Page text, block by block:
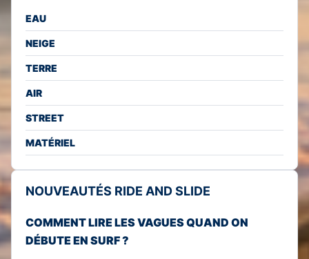
EAU
NEIGE
TERRE
AIR
STREET
MATÉRIEL
NOUVEAUTÉS RIDE AND SLIDE
COMMENT LIRE LES VAGUES QUAND ON
DÉBUTE EN SURF ?